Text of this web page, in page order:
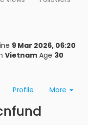
9 Mar 2026, 06:20
Vietnam Age 30
Profile More